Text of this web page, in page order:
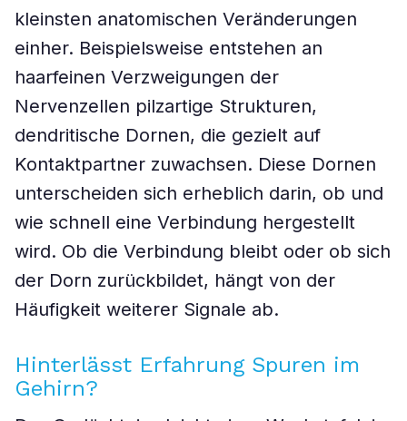
kleinsten anatomischen Veränderungen
einher. Beispielsweise entstehen an
haarfeinen Verzweigungen der
Nervenzellen pilzartige Strukturen,
dendritische Dornen, die gezielt auf
Kontaktpartner zuwachsen. Diese Dornen
unterscheiden sich erheblich darin, ob und
wie schnell eine Verbindung hergestellt
wird. Ob die Verbindung bleibt oder ob sich
der Dorn zurückbildet, hängt von der
Häufigkeit weiterer Signale ab.
Hinterlässt Erfahrung Spuren im
Gehirn?